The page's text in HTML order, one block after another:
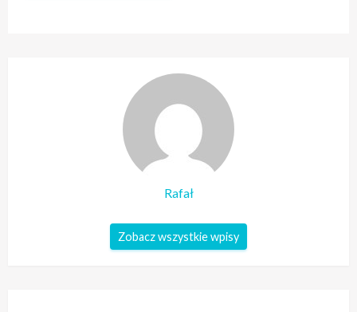
Rafał
Zobacz wszystkie wpisy